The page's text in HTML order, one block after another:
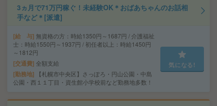
3ヵ月で71万円稼ぐ！未経験OK＊おばあちゃんのお話相
手など＊[派遣]
給 与 無資格の方：時給1350円～1687円 / 介護福祉
士：時給1550円～1937円 / 初任者以上：時給1450円
～1812円
交通費 全額支給
勤務地
【札幌市中央区】さっぽろ・円山公園・中島
公園・西１１丁目・資生館小学校前など勤務地多数！
気になる!